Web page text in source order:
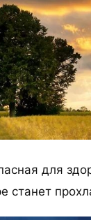
для
станет